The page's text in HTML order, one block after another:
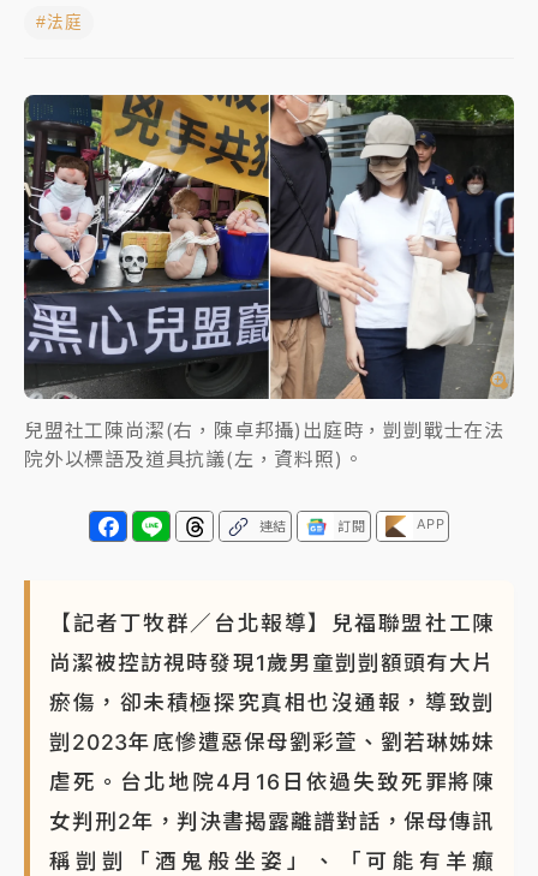
暑假過三周才推「E宿新北打卡趣」！抽獎程序複雜 觀
旅局回應了
中信慈善基金會想增加董事人數！辜仲諒向法院聲請遭
駁 理由曝光
故宮《龍藏經》特展第2檔！今線上預約開賣一度塞車
周六起展出延長至晚上7時
台東農業處長涉圖利渡假村！東檢抗告成功 今重開羈
押庭
父親節泡湯了！中颱白海豚雨彈轟3天 「紅到發紫」降
雨熱區曝
#法庭
兒盟社工陳尚潔(右，陳卓邦攝)出庭時，剴剴戰士在法
院外以標語及道具抗議(左，資料照)。
連結 訂閱 APP
【記者丁牧群／台北報導】兒福聯盟社工陳
尚潔被控訪視時發現1歲男童剴剴額頭有大片
瘀傷，卻未積極探究真相也沒通報，導致剴
剴2023年底慘遭惡保母劉彩萱、劉若琳姊妹
虐死。台北地院4月16日依過失致死罪將陳
女判刑2年，判決書揭露離譜對話，保母傳訊
稱剴剴「酒鬼般坐姿」、「可能有羊癲